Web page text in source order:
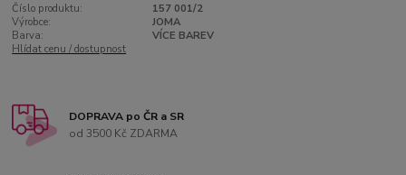
Číslo produktu:
157 001/2
Výrobce:
JOMA
Barva:
VÍCE BAREV
Hlídat cenu / dostupnost
DOPRAVA po ČR a SR
od 3500 Kč ZDARMA